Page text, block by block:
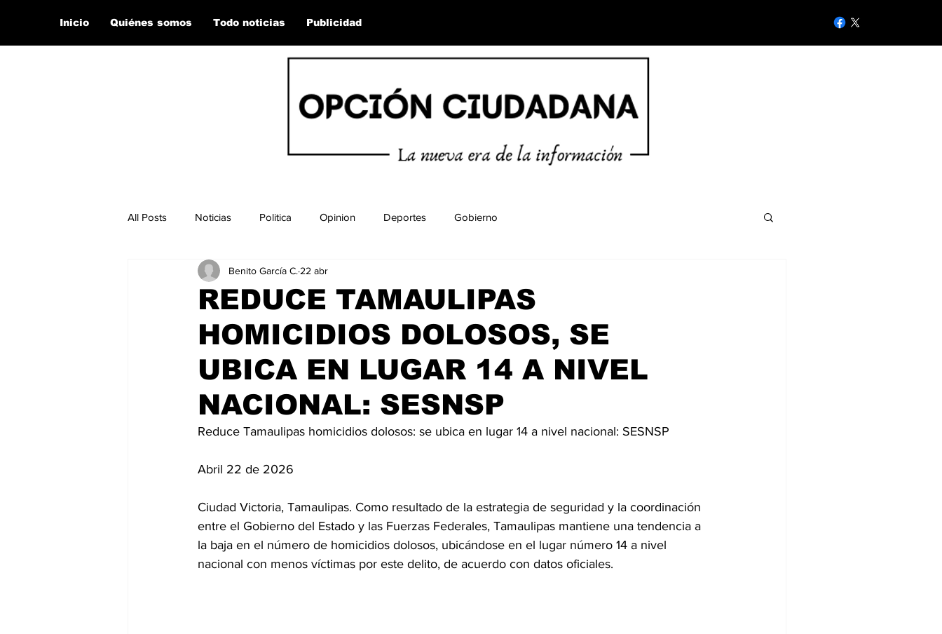
Inicio Quiénes somos Todo noticias Publicidad
All Posts Noticias Politica Opinion Deportes Gobierno
REDUCE TAMAULIPAS
HOMICIDIOS DOLOSOS, SE
UBICA EN LUGAR 14 A NIVEL
NACIONAL: SESNSP
Benito García C. 22 abr
Reduce Tamaulipas homicidios dolosos: se ubica en lugar 14 a nivel nacional: SESNSP
Abril 22 de 2026
Ciudad Victoria, Tamaulipas. Como resultado de la estrategia de seguridad y la coordinación
entre el Gobierno del Estado y las Fuerzas Federales, Tamaulipas mantiene una tendencia a
la baja en el número de homicidios dolosos, ubicándose en el lugar número 14 a nivel
nacional con menos víctimas por este delito, de acuerdo con datos oficiales.